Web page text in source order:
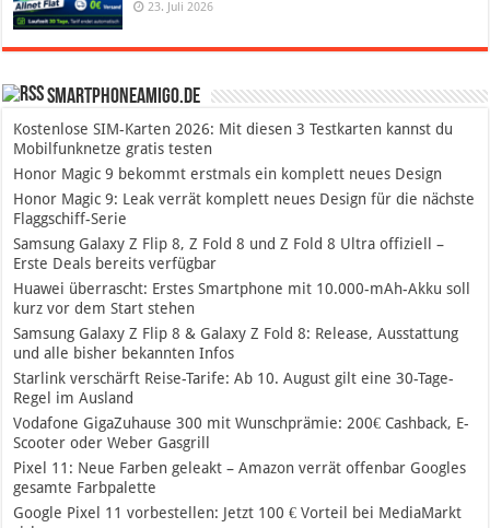
23. Juli 2026
SmartphoneAmigo.de
Kostenlose SIM-Karten 2026: Mit diesen 3 Testkarten kannst du
Mobilfunknetze gratis testen
Honor Magic 9 bekommt erstmals ein komplett neues Design
Honor Magic 9: Leak verrät komplett neues Design für die nächste
Flaggschiff-Serie
Samsung Galaxy Z Flip 8, Z Fold 8 und Z Fold 8 Ultra offiziell –
Erste Deals bereits verfügbar
Huawei überrascht: Erstes Smartphone mit 10.000-mAh-Akku soll
kurz vor dem Start stehen
Samsung Galaxy Z Flip 8 & Galaxy Z Fold 8: Release, Ausstattung
und alle bisher bekannten Infos
Starlink verschärft Reise-Tarife: Ab 10. August gilt eine 30-Tage-
Regel im Ausland
Vodafone GigaZuhause 300 mit Wunschprämie: 200€ Cashback, E-
Scooter oder Weber Gasgrill
Pixel 11: Neue Farben geleakt – Amazon verrät offenbar Googles
gesamte Farbpalette
Google Pixel 11 vorbestellen: Jetzt 100 € Vorteil bei MediaMarkt